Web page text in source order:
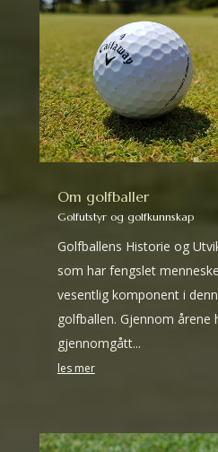
Om golfballer
Golfutstyr og golfkunnskap
Golfballens Historie og
som har fengslet
vesentlig komponent i
golfballen. Gjennom årene
gjennomgått...
les mer